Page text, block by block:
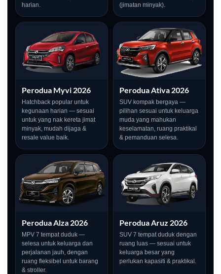
harian.
(jimatan minyak).
Perodua Myvi 2026
Hatchback popular untuk
kegunaan harian — sesuai
untuk yang nak kereta jimat
minyak, mudah dijaga &
resale value baik.
Perodua Ativa 2026
SUV kompak bergaya —
pilihan sesuai untuk keluarga
muda yang mahukan
keselamatan, ruang praktikal
& pemanduan selesa.
Perodua Alza 2026
MPV 7 tempat duduk —
selesa untuk keluarga dan
perjalanan jauh, dengan
ruang fleksibel untuk barang
& stroller.
Perodua Aruz 2026
SUV 7 tempat duduk dengan
ruang luas — sesuai untuk
keluarga besar yang
perlukan kapasiti & praktikal.